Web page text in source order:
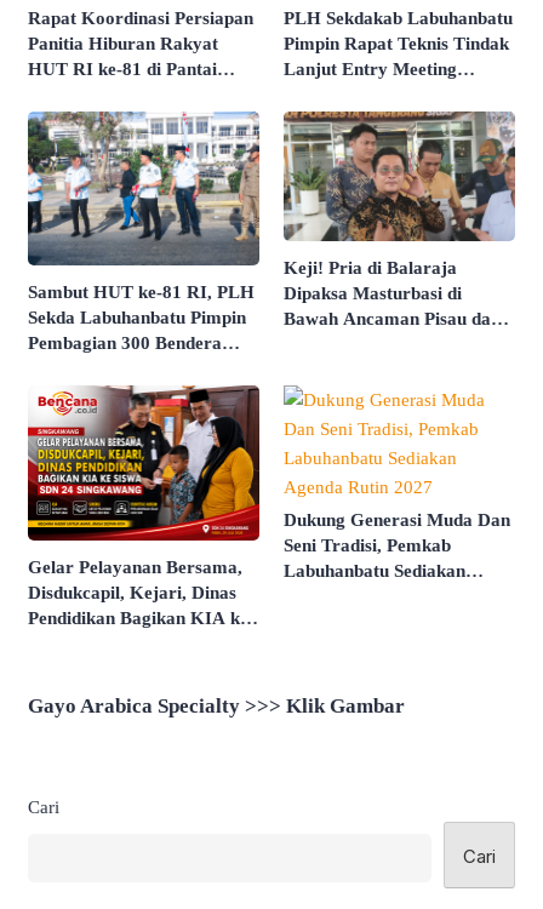
Rapat Koordinasi Persiapan
Panitia Hiburan Rakyat
HUT RI ke-81 di Pantai
Dimatangkan
PLH Sekdakab Labuhanbatu
Pimpin Rapat Teknis Tindak
Lanjut Entry Meeting
Pelayanan Publik Oleh
Ombudsman RI Tahun 2026
Sambut HUT ke-81 RI, PLH
Sekda Labuhanbatu Pimpin
Pembagian 300 Bendera
Keji! Pria di Balaraja
Dipaksa Masturbasi di
Bawah Ancaman Pisau dan
Gelar Pelayanan Bersama,
Disdukcapil, Kejari, Dinas
Pendidikan Bagikan KIA ke
Dukung Generasi Muda Dan
Seni Tradisi, Pemkab
Labuhanbatu Sediakan
Gayo Arabica Specialty >>> Klik Gambar
Cari
Cari